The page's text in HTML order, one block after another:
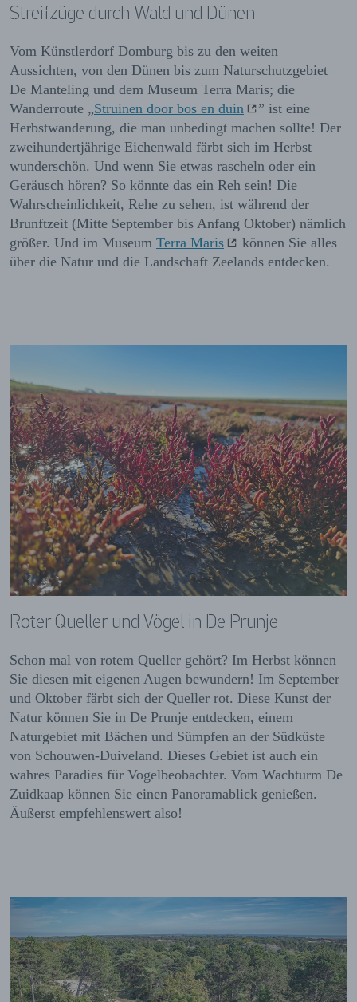
Streifzüge durch Wald und Dünen
Vom Künstlerdorf Domburg bis zu den weiten
Aussichten, von den Dünen bis zum Naturschutzgebiet
De Manteling und dem Museum Terra Maris; die
Wanderroute „Struinen door bos en duin ” ist eine
Herbstwanderung, die man unbedingt machen sollte! Der
zweihundertjährige Eichenwald färbt sich im Herbst
wunderschön. Und wenn Sie etwas rascheln oder ein
Geräusch hören? So könnte das ein Reh sein! Die
Wahrscheinlichkeit, Rehe zu sehen, ist während der
Brunftzeit (Mitte September bis Anfang Oktober) nämlich
größer. Und im Museum Terra Maris
können Sie alles
über die Natur und die Landschaft Zeelands entdecken.
Roter Queller und Vögel in De Prunje
Schon mal von rotem Queller gehört? Im Herbst können
Sie diesen mit eigenen Augen bewundern! Im September
und Oktober färbt sich der Queller rot. Diese Kunst der
Natur können Sie in De Prunje entdecken, einem
Naturgebiet mit Bächen und Sümpfen an der Südküste
von Schouwen-Duiveland. Dieses Gebiet ist auch ein
wahres Paradies für Vogelbeobachter. Vom Wachturm De
Zuidkaap können Sie einen Panoramablick genießen.
Äußerst empfehlenswert also!